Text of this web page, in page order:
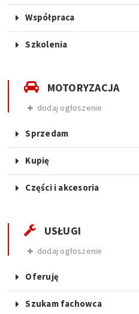
Współpraca
Szkolenia
MOTORYZACJA
dodaj ogłoszenie
Sprzedam
Kupię
Części i akcesoria
USŁUGI
dodaj ogłoszenie
Oferuję
Szukam fachowca